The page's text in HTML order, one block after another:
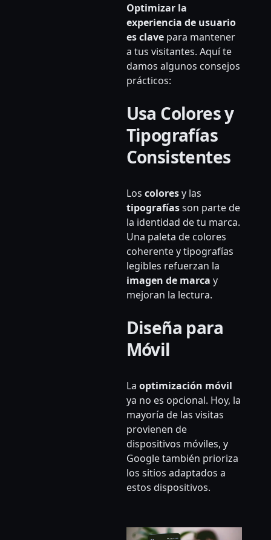
Optimizar la
experiencia de usuario
es clavepara mantener
a tus visitantes. Aquí te
damos algunos consejos
prácticos:
Usa Colores y
Tipografías
Consistentes
Los coloresy las
tipografíasson parte de
la identidad de tu marca.
Una paleta de colores
coherente y tipografías
legibles refuerzan la
imagen de marca y
mejoran la lectura.
Diseña para
Móvil
La optimización móvil
ya no es opcional. Hoy, la
mayoría de las visitas
provienen de
dispositivos móviles, y
Google también prioriza
los sitios adaptados a
estos dispositivos.